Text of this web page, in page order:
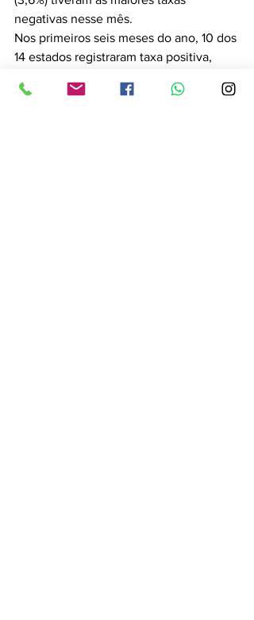
negativas nesse mês.
Nos primeiros seis meses do ano, 10 dos
14 estados registraram taxa positiva,
Amazonas (15,6%), Pará (7,9%) e São